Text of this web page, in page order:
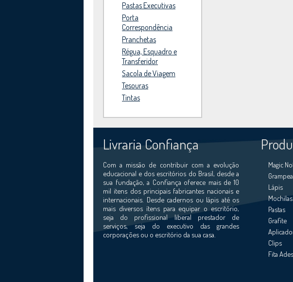
Pastas Executivas
Porta
Correspondência
Pranchetas
Régua, Esquadro e
Transferidor
Sacola de Viagem
Tesouras
Tintas
Livraria Confiança
Com a missão de contribuir com a evolução
educacional e dos escritórios do Brasil, desde a
sua fundação, a Confiança oferece mais de 10
mil itens dos principais fabricantes nacionais e
internacionais. Desde cadernos ou lápis até os
mais diversos ítens para equipar o escritório,
seja do profissional liberal prestador de
serviços, seja do executivo das grandes
corporações ou o escritório da sua casa.
Magic
Lápis
Mochilas
Pastas
Grafite
Clips
Fita